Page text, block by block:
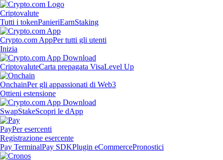
Criptovalute
Tutti i tokenPanieriEarnStaking
Crypto.com AppPer tutti gli utenti
Inizia
CriptovaluteCarta prepagata VisaLevel Up
OnchainPer gli appassionati di Web3
Ottieni estensione
SwapStakeScopri le dApp
PayPer esercenti
Registrazione esercente
Pay TerminalPay SDKPlugin eCommercePronostici